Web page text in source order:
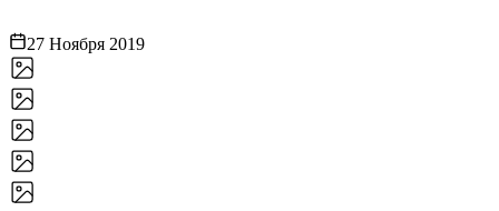
27 Ноября 2019